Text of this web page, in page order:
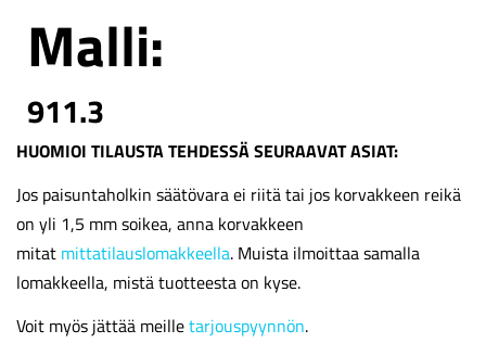
Malli:
911.3
HUOMIOI TILAUSTA TEHDESSÄ SEURAAVAT ASIAT:
Jos paisuntaholkin säätövara ei riitä tai jos korvakkeen reikä
on yli 1,5 mm soikea, anna korvakkeen
mitat mittatilauslomakkeella. Muista ilmoittaa samalla
lomakkeella, mistä tuotteesta on kyse.
Voit myös jättää meilletarjouspyynnön.